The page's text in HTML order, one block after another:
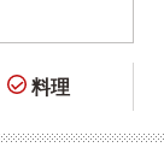
料理